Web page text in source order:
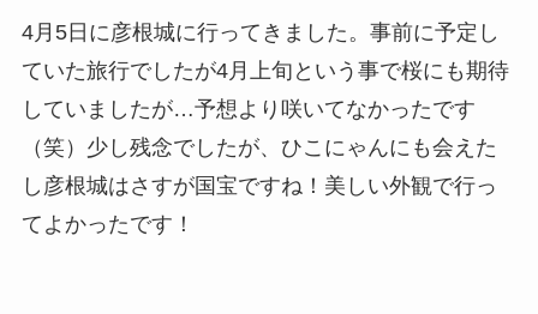
4月5日に彦根城に行ってきました。事前に予定し
ていた旅行でしたが4月上旬という事で桜にも期待
していましたが…予想より咲いてなかったです
（笑）少し残念でしたが、ひこにゃんにも会えた
し彦根城はさすが国宝ですね！美しい外観で行っ
てよかったです！